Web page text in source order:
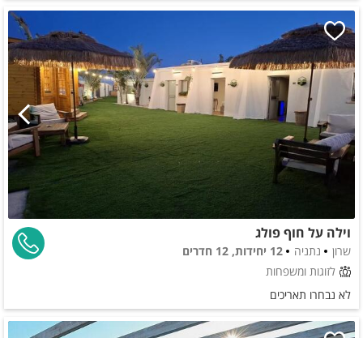
וילה על חוף פולג
שרון נתניה
12 יחידות, 12 חדרים
לזוגות ומשפחות
לא נבחרו תאריכים